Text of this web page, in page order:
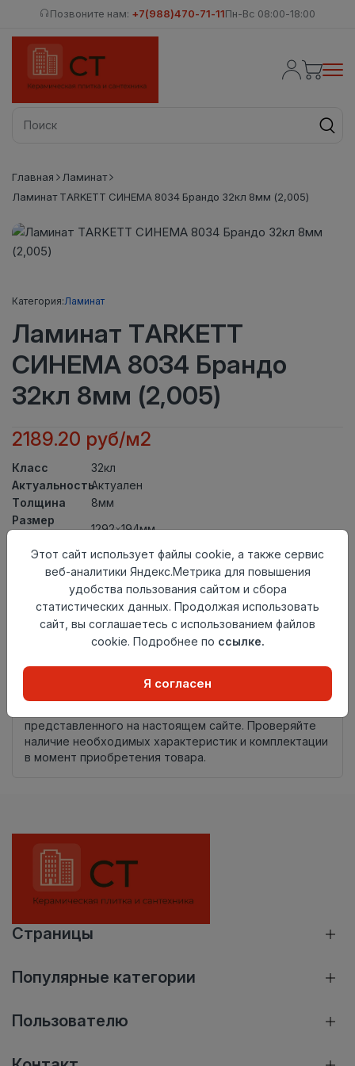
Позвоните нам: +7(988)470-71-11Пн-Вс 08:00-18:00
Главная
Ламинат
Ламинат TARKETT СИНЕМА 8034 Брандо 32кл 8мм (2,005)
Категория:Ламинат
Ламинат TARKETT
СИНЕМА 8034 Брандо
32кл 8мм (2,005)
2189.20 руб/м2
Класс
32кл
АктуальностьАктуален
Толщина
8мм
Размер
1292×194мм
Теплый пол
до +27 градусов
Фаска
4V
TС-Lock
Страна
происхождения
Россия
Добавить в корзину
представленного на настоящем сайте. Проверяйте
наличие необходимых характеристик и комплектации
в момент приобретения товара.
Страницы
Популярные категории
Пользователю
Этот сайт использует файлы cookie, а также сервис
веб-аналитики Яндекс.Метрика для повышения
удобства пользования сайтом и сбора
статистических данных. Продолжая использовать
сайт, вы соглашаетесь с использованием файлов
cookie. Подробнее по ссылке.
Я согласен